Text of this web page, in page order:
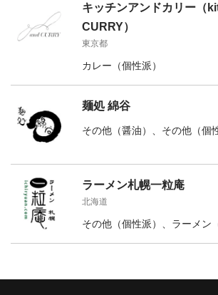
キッチンアンドカリー（
CURRY）
東京都
カレー（個性派）
麺処 綿谷
その他（醤油）、その他（個
ラーメン札幌一粒庵
北海道
その他（個性派）、ラーメン